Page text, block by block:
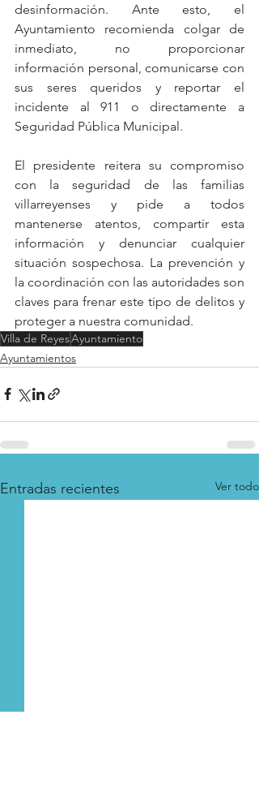
desinformación. Ante esto, el
Ayuntamiento recomienda colgar de
inmediato, no proporcionar
información personal, comunicarse con
sus seres queridos y reportar el
incidente al 911 o directamente a
Seguridad Pública Municipal.
El presidente reitera su compromiso
con la seguridad de las familias
villarreyenses y pide a todos
mantenerse atentos, compartir esta
información y denunciar cualquier
situación sospechosa. La prevención y
la coordinación con las autoridades son
claves para frenar este tipo de delitos y
proteger a nuestra comunidad.
Villa de ReyesAyuntamiento
Ayuntamientos
Entradas recientes Ver todo